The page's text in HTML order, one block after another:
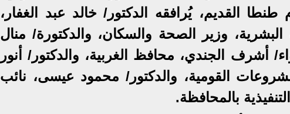
القديم، يُرافقه الدكتور/ خالد عبد الغفار،
وزير الصحة والسكان، والدكتورة/ منال
أشرف الجندي، محافظ الغربية، والدكتور/ أنور
القومية، والدكتور/ محمود عيسى، نائب
بالمحافظة.